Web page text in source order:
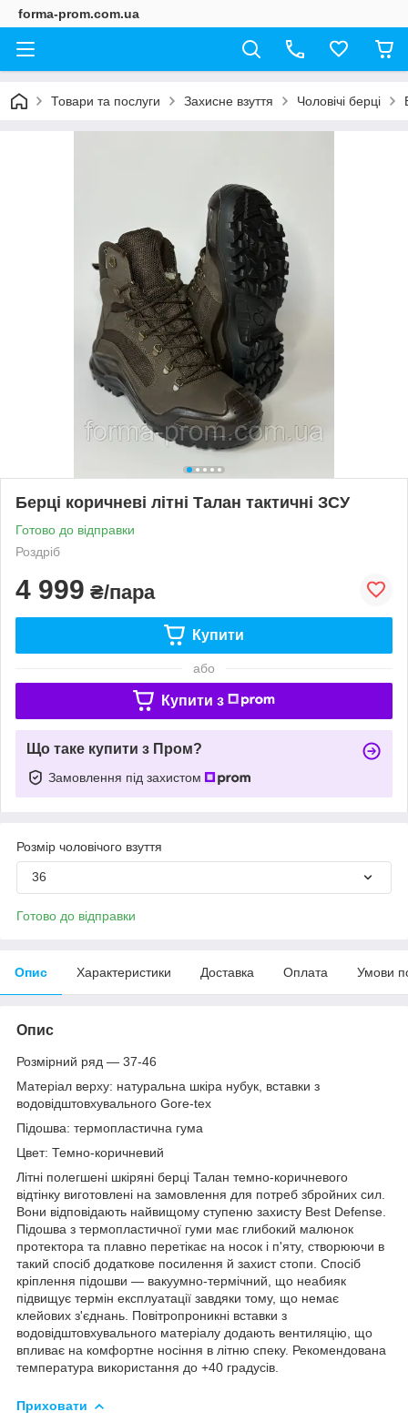
forma-prom.com.ua
Товари та послуги Захисне взуття Чоловічі берці
Берці коричневі літні Талан тактичні ЗСУ
Готово до відправки
Роздріб
4 999 ₴/пара
Купити
або
Купити з
Що таке купити з Пром?
Замовлення під захистом
Розмір чоловічого взуття
36
Готово до відправки
Опис Характеристики Доставка Оплата Умови
Опис
Розмірний ряд — 37-46
Матеріал верху: натуральна шкіра нубук, вставки з
водовідштовхувального Gore-tex
Підошва: термопластична гума
Цвет: Темно-коричневий
Літні полегшені шкіряні берці Талан темно-коричневого
відтінку виготовлені на замовлення для потреб збройних сил.
Вони відповідають найвищому ступеню захисту Best Defense.
Підошва з термопластичної гуми має глибокий малюнок
протектора та плавно перетікає на носок і п'яту, створюючи в
такий спосіб додаткове посилення й захист стопи. Спосіб
кріплення підошви — вакуумно-термічний, що неабияк
підвищує термін експлуатації завдяки тому, що немає
клейових з'єднань. Повітропроникні вставки з
водовідштовхувального матеріалу додають вентиляцію, що
впливає на комфортне носіння в літню спеку. Рекомендована
температура використання до +40 градусів.
Приховати